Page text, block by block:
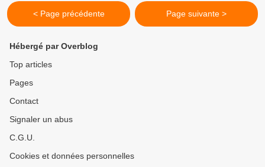
< Page précédente Page suivante >
Hébergé par Overblog
Top articles
Pages
Contact
Signaler un abus
C.G.U.
Cookies et données personnelles